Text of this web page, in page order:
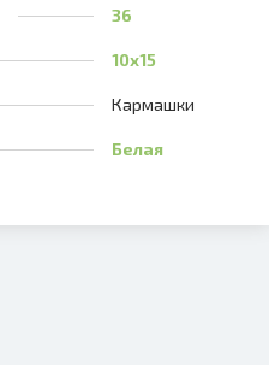
36
10x15
Кармашки
Белая